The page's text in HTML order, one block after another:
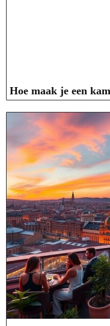
Hoe maak je een